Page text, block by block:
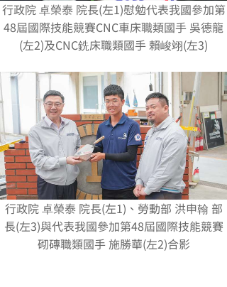
行政院 卓榮泰 院長(左1)慰勉代表我國參加第
48屆國際技能競賽CNC車床職類國手 吳德龍
(左2)及CNC銑床職類國手 賴峻翊(左3)
行政院 卓榮泰 院長(左1)、勞動部 洪申翰 部
長(左3)與代表我國參加第48屆國際技能競賽
砌磚職類國手 施勝華(左2)合影